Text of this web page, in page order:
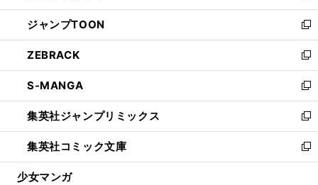
開
く
ウ
で
開
く
ン
ド
ウ
で
開
く
ウ
ィ
ン
ド
ウ
で
開
く
し
い
ウ
ィ
ン
ド
ウ
で
開
く
ジャンプTOON
新
し
い
ウ
ィ
ン
ド
ウ
で
開
ZEBRACK
新
し
い
ウ
ィ
ン
ド
ウ
S-MANGA
新
し
い
ウ
ィ
ン
集英社ジャンプリミックス
新
し
い
ウ
集英社コミック文庫
新
し
少女マンガ